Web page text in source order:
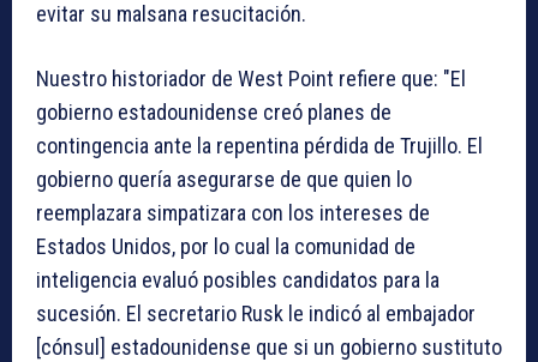
evitar su malsana resucitación.
Nuestro historiador de West Point refiere que: "El
gobierno estadounidense creó planes de
contingencia ante la repentina pérdida de Trujillo. El
gobierno quería asegurarse de que quien lo
reemplazara simpatizara con los intereses de
Estados Unidos, por lo cual la comunidad de
inteligencia evaluó posibles candidatos para la
sucesión. El secretario Rusk le indicó al embajador
[cónsul] estadounidense que si un gobierno sustituto